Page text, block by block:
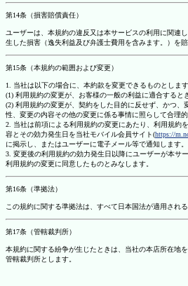
第14条（損害賠償責任）
ユーザーは、本規約の違反又は本サービスの利用に関連
生した損害（逸失利益及び弁護士費用を含みます。）を賠
第15条（本規約の範囲および変更）
1. 当社は以下の場合に、本約款を変更できるものとします
(1) 利用規約の変更が、お客様の一般の利益に適合すると
(2) 利用規約の変更が、契約をした目的に反せず、かつ、
性、変更の内容その他の変更に係る事情に照らして合理的
2. 当社は前項による利用規約の変更にあたり、利用規約
容とその効力発生日を当社モバイル会員サイト(https://
に掲示し、またはユーザーに電子メール等で通知します。
3. 変更後の利用規約の効力発生日以降にユーザーが本サ
利用規約の変更に同意したものとみなします。
第16条（準拠法）
この規約に関する準拠法は、すべて日本国法が適用される
第17条（管轄裁判所）
本規約に関する紛争が生じたときは、当社の本店所在地
管轄裁判所とします。